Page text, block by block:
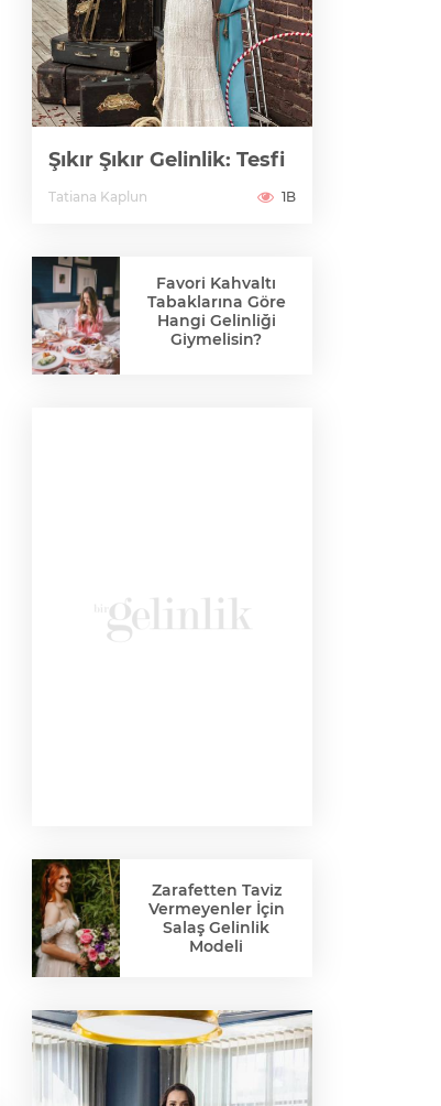
Şıkır Şıkır Gelinlik: Tesfi
Tatiana Kaplun 1B
Favori Kahvaltı
Tabaklarına Göre
Hangi Gelinliği
Giymelisin?
Zarafetten Taviz
Vermeyenler İçin
Salaş Gelinlik
Modeli